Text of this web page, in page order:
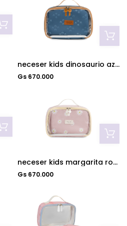
neceser kids dinosaurio azul
Gs 670.000
neceser kids margarita rosa
Gs 670.000